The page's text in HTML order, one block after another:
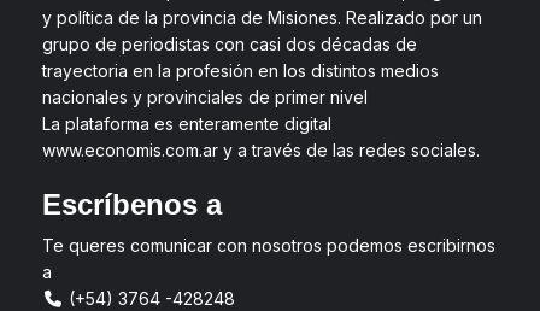
y política de la provincia de Misiones. Realizado por un
grupo de periodistas con casi dos décadas de
trayectoria en la profesión en los distintos medios
nacionales y provinciales de primer nivel
La plataforma es enteramente digital
www.economis.com.ar y a través de las redes sociales.
Escríbenos a
Te queres comunicar con nosotros podemos escribirnos
a
(+54) 3764 -428248